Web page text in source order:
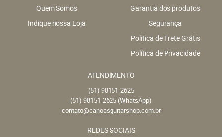
Quem Somos
Indique nossa Loja
Garantia dos produtos
Segurança
Politica de Frete Grátis
Política de Privacidade
ATENDIMENTO
(51) 98151-2625
(51) 98151-2625 (WhatsApp)
contato@canoasguitarshop.com.br
REDES SOCIAIS